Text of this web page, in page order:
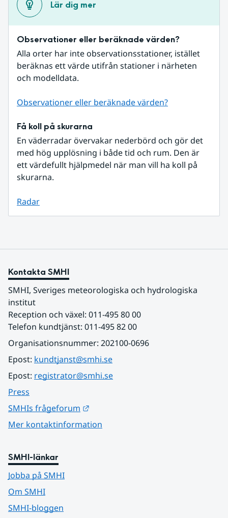
Lär dig mer
Observationer eller beräknade värden?
Alla orter har inte observationsstationer, istället
beräknas ett värde utifrån stationer i närheten
och modelldata.
Observationer eller beräknade värden?
Få koll på skurarna
En väderradar övervakar nederbörd och gör det
med hög upplösning i både tid och rum. Den är
ett värdefullt hjälpmedel när man vill ha koll på
skurarna.
Radar
Kontakta SMHI
SMHI, Sveriges meteorologiska och hydrologiska
institut
Reception och växel: 011-495 80 00
Telefon kundtjänst: 011-495 82 00
Organisationsnummer: 202100-0696
Epost: kundtjanst@smhi.se
Epost: registrator@smhi.se
Press
SMHIs frågeforum
Mer kontaktinformation
SMHI-länkar
Jobba på SMHI
Om SMHI
SMHI-bloggen